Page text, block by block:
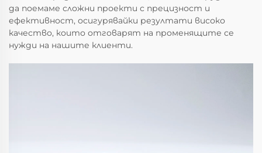
да поемаме сложни проекти с прецизност и
ефективност, осигурявайки резултати високо
качество, които отговарят на променящите се
нужди на нашите клиенти.